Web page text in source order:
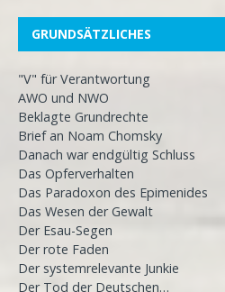
GRUNDSÄTZLICHES
"V" für Verantwortung
AWO und NWO
Beklagte Grundrechte
Brief an Noam Chomsky
Danach war endgültig Schluss
Das Opferverhalten
Das Paradoxon des Epimenides
Das Wesen der Gewalt
Der Esau-Segen
Der rote Faden
Der systemrelevante Junkie
Der Tod der Deutschen…